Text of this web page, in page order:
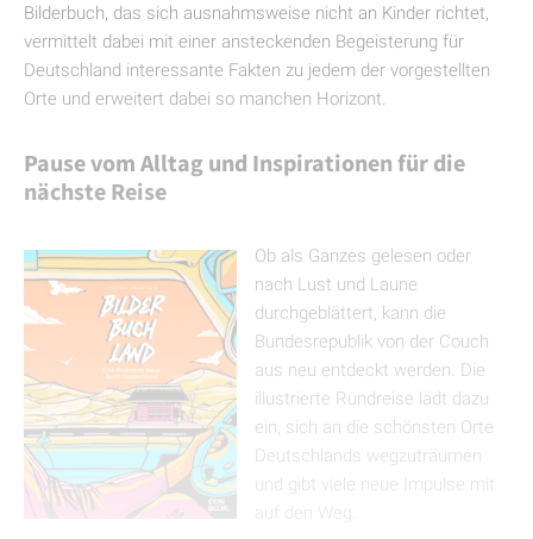
Bilderbuch, das sich ausnahmsweise nicht an Kinder richtet,
vermittelt dabei mit einer ansteckenden Begeisterung für
Deutschland interessante Fakten zu jedem der vorgestellten
Orte und erweitert dabei so manchen Horizont.
Pause vom Alltag und Inspirationen für die
nächste Reise
Ob als Ganzes gelesen oder
nach Lust und Laune
durchgeblättert, kann die
Bundesrepublik von der Couch
aus neu entdeckt werden. Die
illustrierte Rundreise lädt dazu
ein, sich an die schönsten Orte
Deutschlands wegzuträumen
und gibt viele neue Impulse mit
auf den Weg.